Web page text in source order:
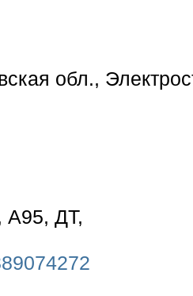
обл.,
А95, ДТ,